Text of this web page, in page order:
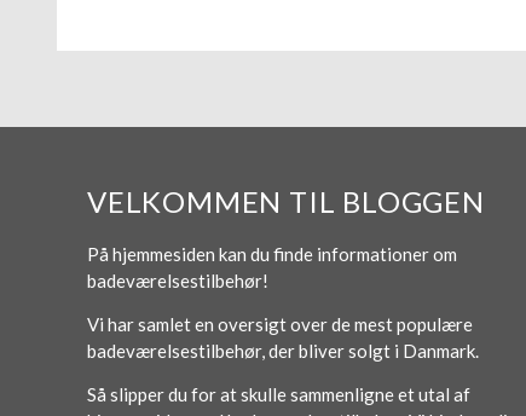
VELKOMMEN TIL BLOGGEN
På hjemmesiden kan du finde informationer om
badeværelsestilbehør!
Vi har samlet en oversigt over de mest populære
badeværelsestilbehør, der bliver solgt i Danmark.
Så slipper du for at skulle sammenligne et utal af